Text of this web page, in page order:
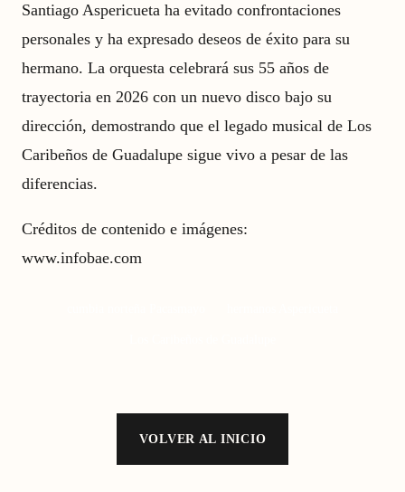
Santiago Aspericueta ha evitado confrontaciones
personales y ha expresado deseos de éxito para su
hermano. La orquesta celebrará sus 55 años de
trayectoria en 2026 con un nuevo disco bajo su
dirección, demostrando que el legado musical de Los
Caribeños de Guadalupe sigue vivo a pesar de las
diferencias.
Créditos de contenido e imágenes:
www.infobae.com
VOLVER AL INICIO